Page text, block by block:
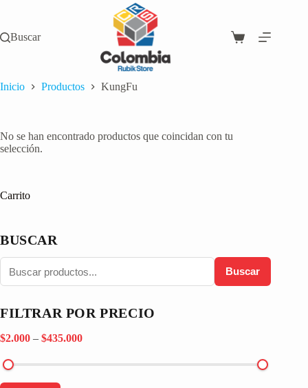
contenido
Buscar
Carro
Inicio
Productos KungFu
No se han encontrado productos que coincidan con tu
selección.
Carrito
BUSCAR
Buscar
FILTRAR POR PRECIO
$2.000 – $435.000